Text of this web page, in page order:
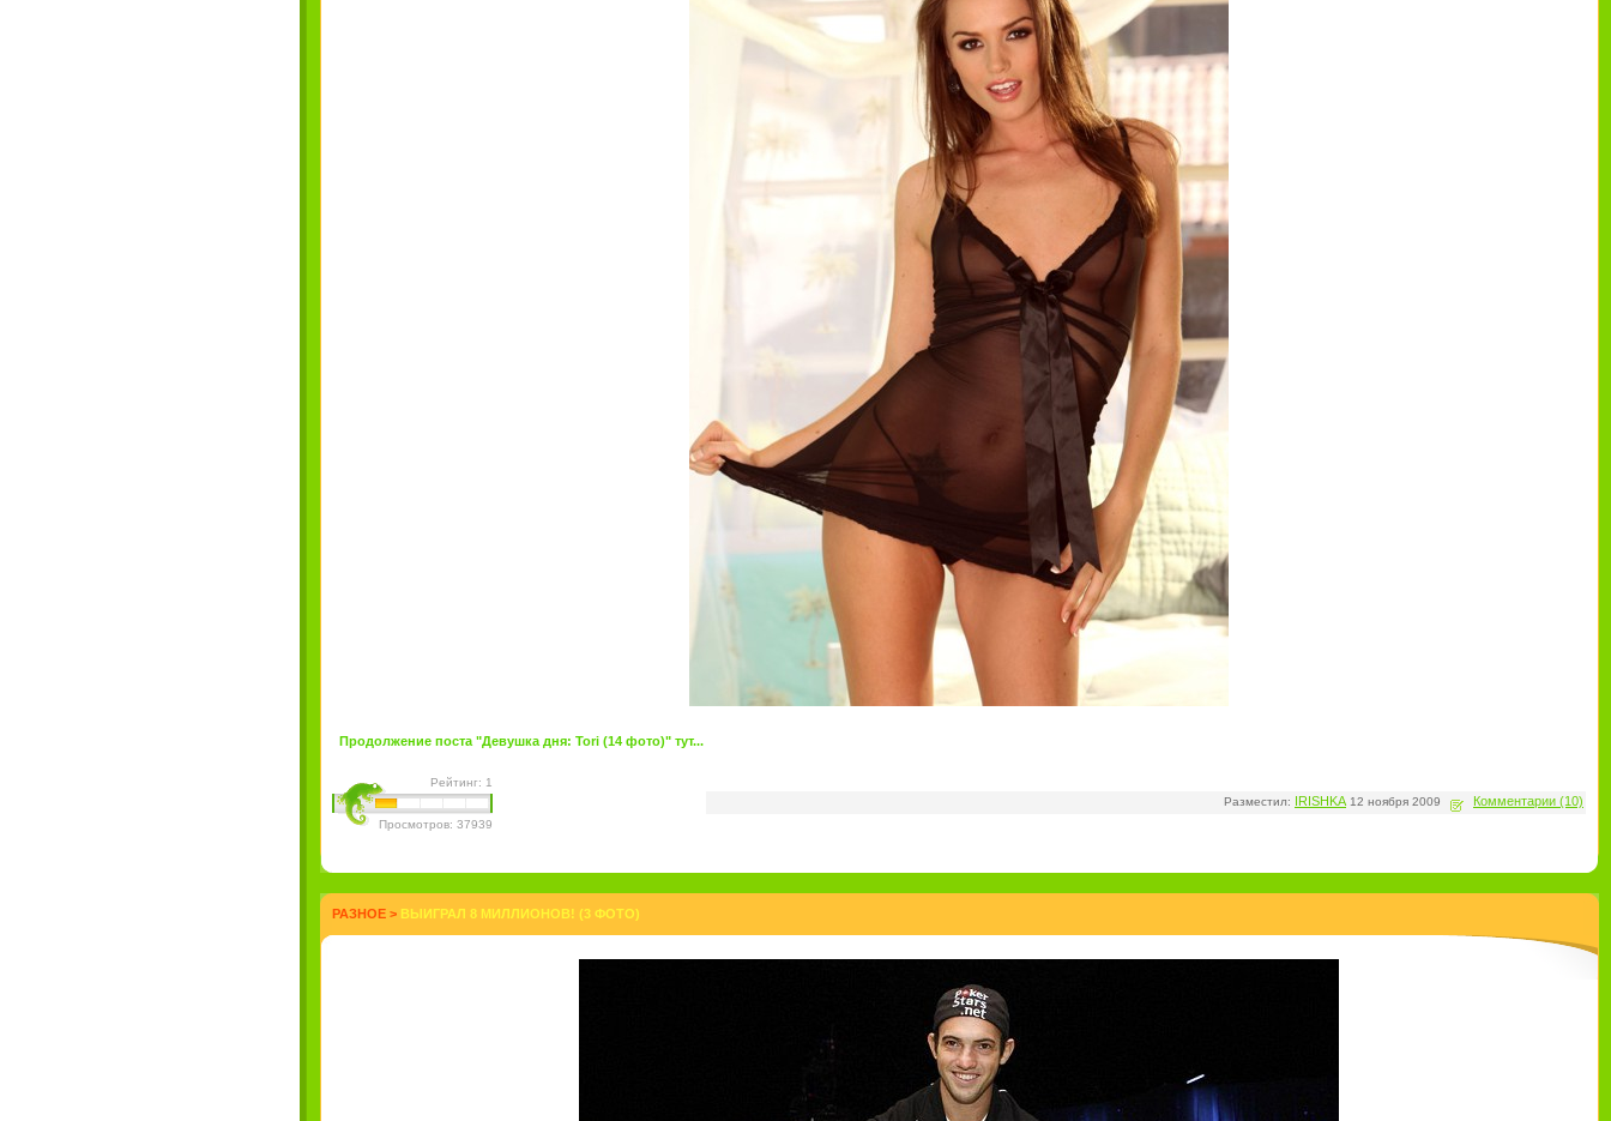
Продолжение поста "Девушка дня: Tori (14 фото)" тут...
Рейтинг: 1
Просмотров: 37939
Разместил: IRISHKA 12 ноября 2009 Комментарии (10)
РАЗНОЕ > ВЫИГРАЛ 8 МИЛЛИОНОВ! (3 ФОТО)